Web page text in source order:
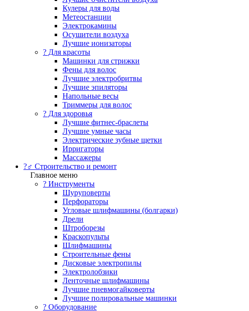
Кулеры для воды
Метеостанции
Электрокамины
Осушители воздуха
Лучшие ионизаторы
? Для красоты
Машинки для стрижки
Фены для волос
Лучшие электробритвы
Лучшие эпиляторы
Напольные весы
Триммеры для волос
? Для здоровья
Лучшие фитнес-браслеты
Лучшие умные часы
Электрические зубные щетки
Ирригаторы
Массажеры
?‍♂️ Строительство и ремонт
Главное меню
?️ Инструменты
Шуруповерты
Перфораторы
Угловые шлифмашины (болгарки)
Дрели
Штроборезы
Краскопульты
Шлифмашины
Строительные фены
Дисковые электропилы
Электролобзики
Ленточные шлифмашины
Лучшие пневмогайковерты
Лучшие полировальные машинки
?️ Оборудование